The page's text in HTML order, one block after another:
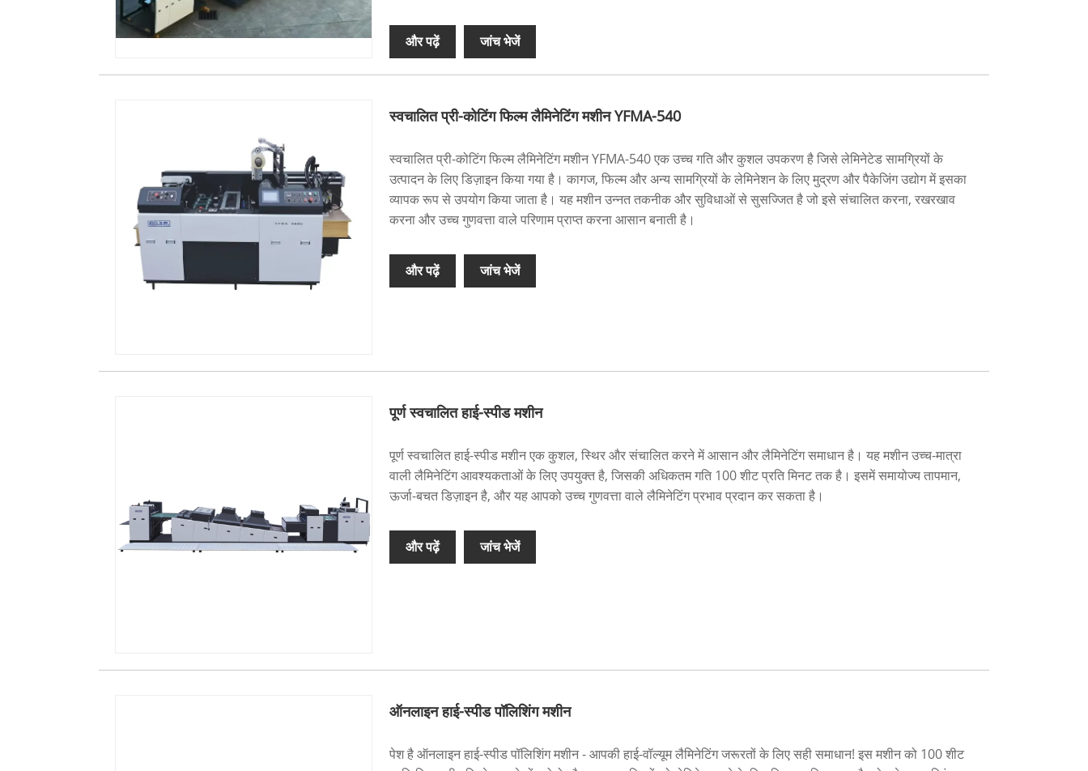
और पढ़ें जांच भेजें
स्वचालित प्री-कोटिंग फिल्म लैमिनेटिंग मशीन YFMA-540
स्वचालित प्री-कोटिंग फिल्म लैमिनेटिंग मशीन YFMA-540 एक उच्च गति और कुशल उपकरण है जिसे लेमिनेटेड सामग्रियों के
उत्पादन के लिए डिज़ाइन किया गया है। कागज, फिल्म और अन्य सामग्रियों के लेमिनेशन के लिए मुद्रण और पैकेजिंग उद्योग में इसका
व्यापक रूप से उपयोग किया जाता है। यह मशीन उन्नत तकनीक और सुविधाओं से सुसज्जित है जो इसे संचालित करना, रखरखाव
करना और उच्च गुणवत्ता वाले परिणाम प्राप्त करना आसान बनाती है।
और पढ़ें जांच भेजें
पूर्ण स्वचालित हाई-स्पीड मशीन
पूर्ण स्वचालित हाई-स्पीड मशीन एक कुशल, स्थिर और संचालित करने में आसान और लैमिनेटिंग समाधान है। यह मशीन उच्च-मात्रा
वाली लैमिनेटिंग आवश्यकताओं के लिए उपयुक्त है, जिसकी अधिकतम गति 100 शीट प्रति मिनट तक है। इसमें समायोज्य तापमान,
ऊर्जा-बचत डिज़ाइन है, और यह आपको उच्च गुणवत्ता वाले लैमिनेटिंग प्रभाव प्रदान कर सकता है।
और पढ़ें जांच भेजें
ऑनलाइन हाई-स्पीड पॉलिशिंग मशीन
पेश है ऑनलाइन हाई-स्पीड पॉलिशिंग मशीन - आपकी हाई-वॉल्यूम लैमिनेटिंग जरूरतों के लिए सही समाधान! इस मशीन को 100 शीट